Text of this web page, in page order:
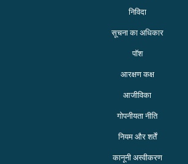
निविदा
सूचना का अधिकार
पॉश
आरक्षण कक्ष
आजीविका
गोपनीयता नीति
नियम और शर्तें
कानूनी अस्वीकरण